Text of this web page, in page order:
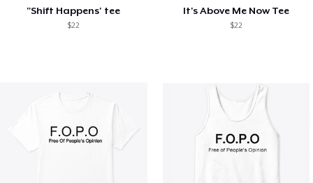
"Shift Happens' tee
$22
It's Above Me Now Tee
$22